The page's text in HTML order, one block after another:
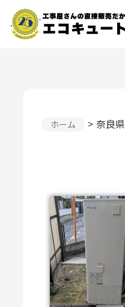
ホーム 奈良県